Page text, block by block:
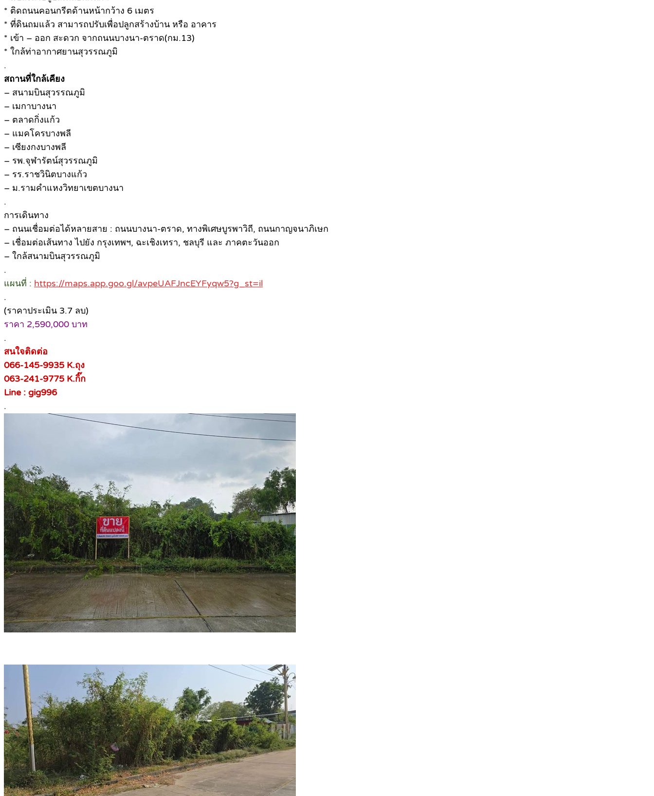
* ติดถนนคอนกรีตด้านหน้ากว้าง 6 เมตร
* ที่ดินถมแล้ว สามารถปรับเพื่อปลูกสร้างบ้าน หรือ อาคาร
* เข้า – ออก สะดวก จากถนนบางนา-ตราด(กม.13)
* ใกล้ท่าอากาศยานสุวรรณภูมิ
.
สถานที่ใกล้เคียง
– สนามบินสุวรรณภูมิ
– เมกาบางนา
– ตลาดกิ่งแก้ว
– แมคโครบางพลี
– เซียงกงบางพลี
– รพ.จุฬารัตน์สุวรรณภูมิ
– รร.ราชวินิตบางแก้ว
– ม.รามคำแหงวิทยาเขตบางนา
.
การเดินทาง
– ถนนเชื่อมต่อได้หลายสาย : ถนนบางนา-ตราด, ทางพิเศษบูรพาวิถี, ถนนกาญจนาภิเษก
– เชื่อมต่อเส้นทาง ไปยัง กรุงเทพฯ, ฉะเชิงเทรา, ชลบุรี และ ภาคตะวันออก
– ใกล้สนามบินสุวรรณภูมิ
.
แผนที่ : https://maps.app.goo.gl/avpeUAFJncEYFyqw5?g_st=il
.
(ราคาประเมิน 3.7 ลบ)
ราคา 2,590,000 บาท
.
สนใจติดต่อ
066-145-9935 K.ถุง
063-241-9775 K.กิ๊ก
Line : gig996
.